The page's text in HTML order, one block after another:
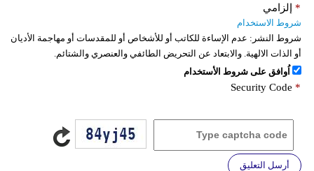
إلزامي *
شروط الاستخدام
شروط النشر: عدم الإساءة للكاتب أو للأشخاص أو للمقدسات أو مهاجمة الأديان
أو الذات الالهية. والابتعاد عن التحريض الطائفي والعنصري والشتائم.
اُوافق على شروط الأستخدام
Security Code *
أرسل التعليق